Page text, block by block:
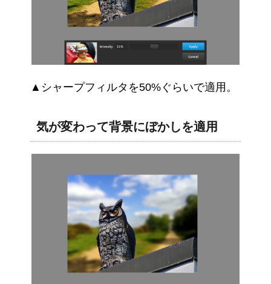
▲シャープフィルタを50%ぐらいで適用。
気が変わって背景にぼかしを適用